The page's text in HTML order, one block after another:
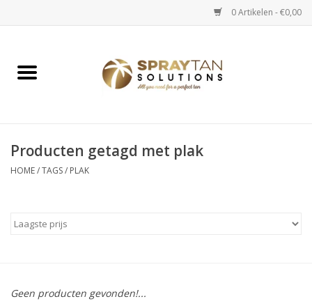
0 Artikelen - €0,00
Home
Spray Tan Starterspakketten
Selftan producten
Verzorging / Accessoires
Producten getagd met plak
HOME/TAGS/ PLAK
Geen producten gevonden!...